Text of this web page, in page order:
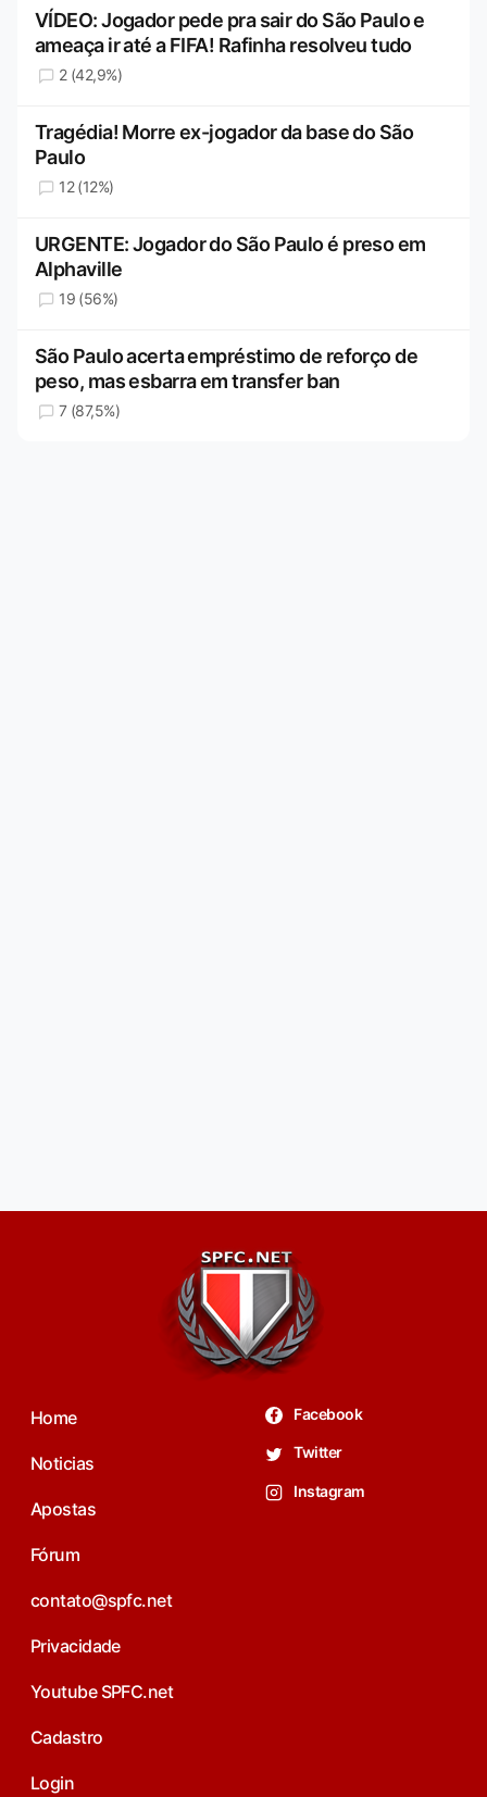
VÍDEO: Jogador pede pra sair do São Paulo e
ameaça ir até a FIFA! Rafinha resolveu tudo
2 (42,9%)
Tragédia! Morre ex-jogador da base do São
Paulo
12 (12%)
URGENTE: Jogador do São Paulo é preso em
Alphaville
19 (56%)
São Paulo acerta empréstimo de reforço de
peso, mas esbarra em transfer ban
7 (87,5%)
Home
Noticias
Apostas
Fórum
contato@spfc.net
Privacidade
Youtube SPFC.net
Cadastro
Login
Facebook
Twitter
Instagram